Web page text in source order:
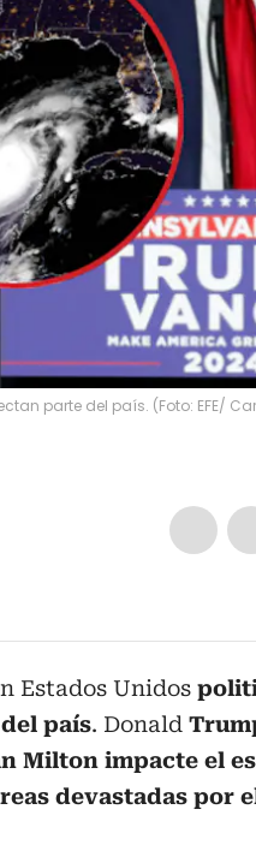
parte del país. (Foto: EFE/
Estados Unidos
país. Donald
Milton impacte el
devastadas por